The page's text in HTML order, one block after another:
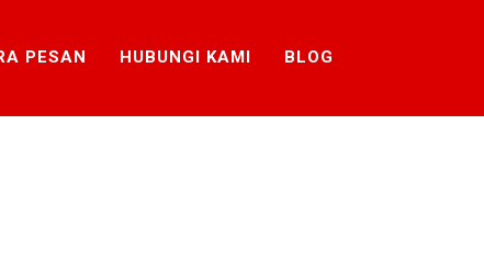
PESAN HUBUNGI KAMI BLOG